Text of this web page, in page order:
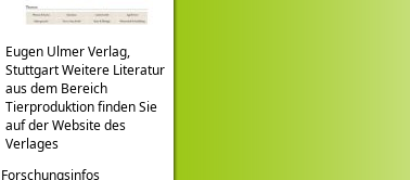
Eugen Ulmer Verlag,
Stuttgart Weitere Literatur
aus dem Bereich
Tierproduktion finden Sie
auf der Website des
Verlages
Forschungsinfos